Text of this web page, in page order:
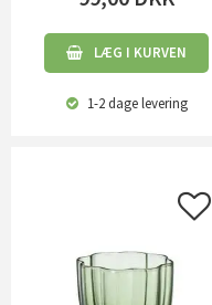
LÆG I KURVEN
1-2 dagelevering